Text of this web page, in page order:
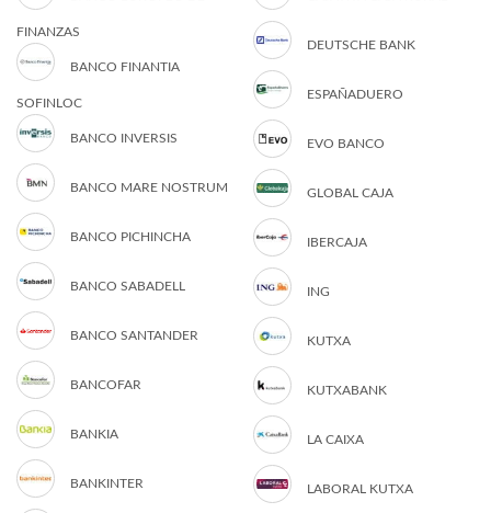
FINANZAS
BANCO FINANTIA
SOFINLOC
BANCO INVERSIS
BANCO MARE NOSTRUM
BANCO PICHINCHA
BANCO SABADELL
BANCO SANTANDER
BANCOFAR
BANKIA
BANKINTER
DEUTSCHE BANK
ESPAÑADUERO
EVO BANCO
GLOBAL CAJA
IBERCAJA
ING
KUTXA
KUTXABANK
LA CAIXA
LABORAL KUTXA